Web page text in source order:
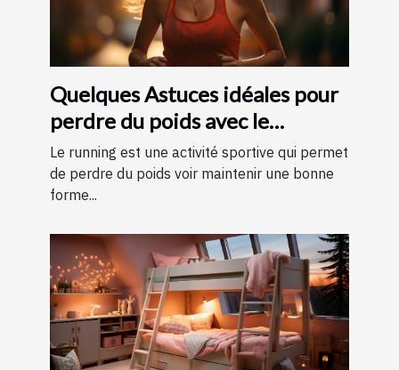
Quelques Astuces idéales pour
perdre du poids avec le
running ?
Le running est une activité sportive qui permet
de perdre du poids voir maintenir une bonne
forme...